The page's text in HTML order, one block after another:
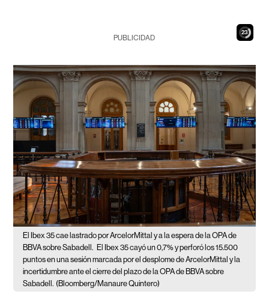
21
PUBLICIDAD
El Ibex 35 cae lastrado por ArcelorMittal y a la espera de la OPA de
BBVA sobre Sabadell. El Ibex 35 cayó un 0,7% y perforó los 15.500
puntos en una sesión marcada por el desplome de ArcelorMittal y la
incertidumbre ante el cierre del plazo de la OPA de BBVA sobre
Sabadell. (Bloomberg/Manaure Quintero)